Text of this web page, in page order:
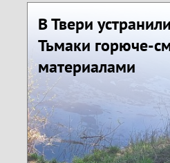
В Твери
Тьмаки горюче-
материалами